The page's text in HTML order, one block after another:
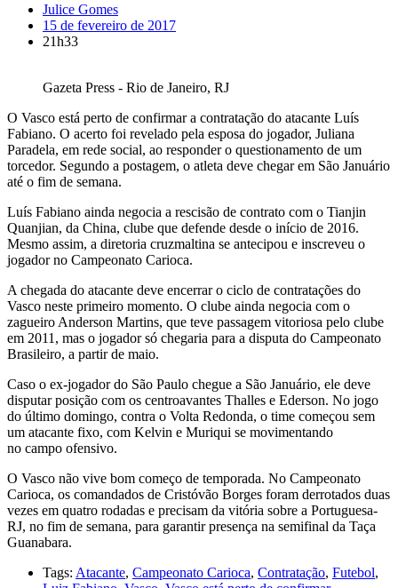
Julice Gomes
15 de fevereiro de 2017
21h33
Gazeta Press - Rio de Janeiro, RJ
O Vasco está perto de confirmar a contratação do atacante Luís
Fabiano. O acerto foi revelado pela esposa do jogador, Juliana
Paradela, em rede social, ao responder o questionamento de um
torcedor. Segundo a postagem, o atleta deve chegar em São Januário
até o fim de semana.
Luís Fabiano ainda negocia a rescisão de contrato com o Tianjin
Quanjian, da China, clube que defende desde o início de 2016.
Mesmo assim, a diretoria cruzmaltina se antecipou e inscreveu o
jogador no Campeonato Carioca.
A chegada do atacante deve encerrar o ciclo de contratações do
Vasco neste primeiro momento. O clube ainda negocia com o
zagueiro Anderson Martins, que teve passagem vitoriosa pelo clube
em 2011, mas o jogador só chegaria para a disputa do Campeonato
Brasileiro, a partir de maio.
Caso o ex-jogador do São Paulo chegue a São Januário, ele deve
disputar posição com os centroavantes Thalles e Ederson. No jogo
do último domingo, contra o Volta Redonda, o time começou sem
um atacante fixo, com Kelvin e Muriqui se movimentando
no campo ofensivo.
O Vasco não vive bom começo de temporada. No Campeonato
Carioca, os comandados de Cristóvão Borges foram derrotados duas
vezes em quatro rodadas e precisam da vitória sobre a Portuguesa-
RJ, no fim de semana, para garantir presença na semifinal da Taça
Guanabara.
Tags: Atacante, Campeonato Carioca, Contratação, Futebol,